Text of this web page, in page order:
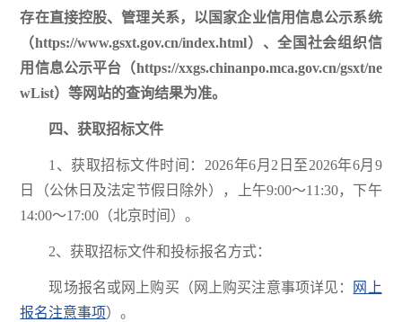
存在直接控股、管理关系，以国家企业信用信息公示系统
（https://www.gsxt.gov.cn/index.html）、全国社会组织信
用信息公示平台（https://xxgs.chinanpo.mca.gov.cn/gsxt/ne
wList）等网站的查询结果为准。
四、获取招标文件
1、获取招标文件时间：2026年6月2日至2026年6月9
日（公休日及法定节假日除外），上午9:00～11:30，下午
14:00～17:00（北京时间）。
2、获取招标文件和投标报名方式：
现场报名或网上购买（网上购买注意事项详见：
网上
报名注意事项）。